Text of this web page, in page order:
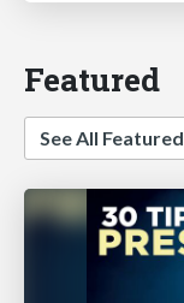
Featured
See All Featured